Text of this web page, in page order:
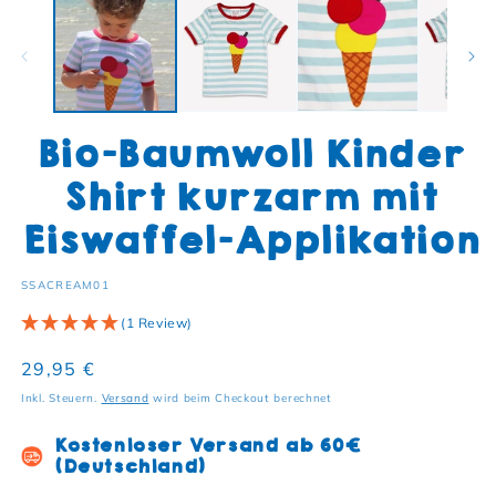
Bio-Baumwoll Kinder
Shirt kurzarm mit
Eiswaffel-Applikation
SKU:
SSACREAM01
(1 Review)
Normaler Preis
29,95 €
Inkl. Steuern. Versand wird beim Checkout berechnet
Kostenloser Versand ab 60€
(Deutschland)